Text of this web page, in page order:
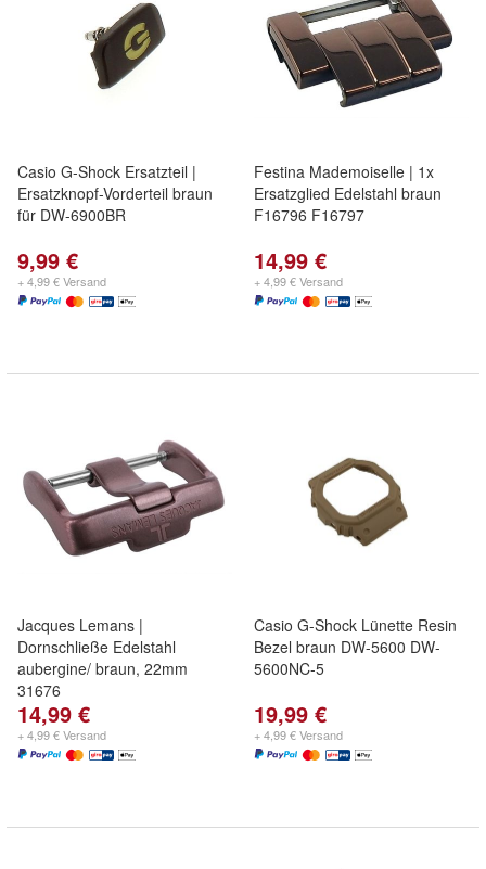
Casio G-Shock Ersatzteil |
Ersatzknopf-Vorderteil braun
für DW-6900BR
9,99 €
+ 4,99 € Versand
Festina Mademoiselle | 1x
Ersatzglied Edelstahl braun
F16796 F16797
14,99 €
+ 4,99 € Versand
Jacques Lemans |
Dornschließe Edelstahl
aubergine/ braun, 22mm
31676
14,99 €
+ 4,99 € Versand
Casio G-Shock Lünette Resin
Bezel braun DW-5600 DW-
5600NC-5
19,99 €
+ 4,99 € Versand